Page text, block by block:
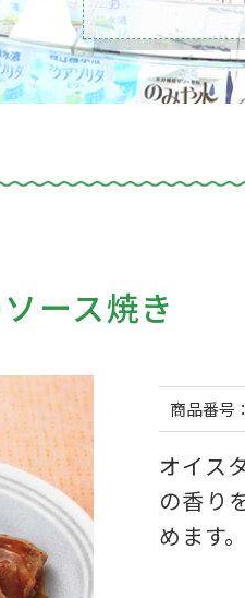
ース焼き
商品番号：
オイス
の香り
めます。